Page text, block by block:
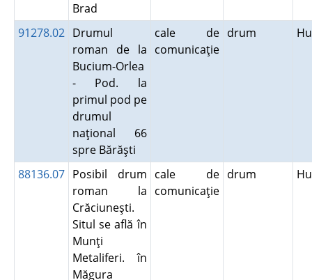
Brad
91278.02 Drumul
roman de la
Bucium-Orlea
- Pod. la
primul pod pe
drumul
naţional 66
spre Bărăşti
cale de
comunicaţie
drum
88136.07 Posibil drum
roman la
Crăciuneşti.
Situl se află în
Munţi
Metaliferi. în
Măgura
cale de
comunicaţie
drum